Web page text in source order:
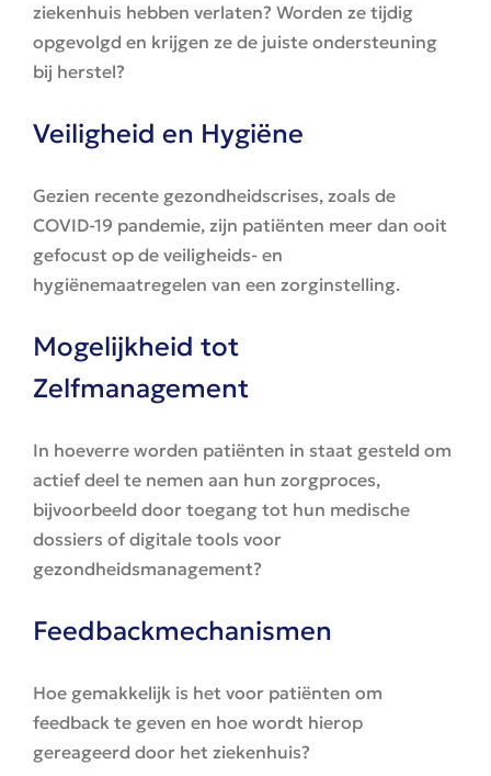
ziekenhuis hebben verlaten? Worden ze tijdig
opgevolgd en krijgen ze de juiste ondersteuning
bij herstel?
Veiligheid en Hygiëne
Gezien recente gezondheidscrises, zoals de
COVID-19 pandemie, zijn patiënten meer dan ooit
gefocust op de veiligheids- en
hygiënemaatregelen van een zorginstelling.
Mogelijkheid tot
Zelfmanagement
In hoeverre worden patiënten in staat gesteld om
actief deel te nemen aan hun zorgproces,
bijvoorbeeld door toegang tot hun medische
dossiers of digitale tools voor
gezondheidsmanagement?
Feedbackmechanismen
Hoe gemakkelijk is het voor patiënten om
feedback te geven en hoe wordt hierop
gereageerd door het ziekenhuis?